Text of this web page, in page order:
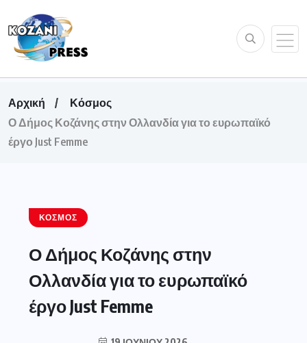
Αρχική
Κόσμος
Ο Δήμος Κοζάνης στην Ολλανδία για το ευρωπαϊκό
έργο Just Femme
ΚΌΣΜΟΣ
Ο Δήμος Κοζάνης στην
Ολλανδία για το ευρωπαϊκό
έργο Just Femme